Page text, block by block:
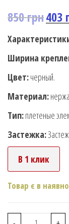
850грн403
Ширина
Цвет:черный.
Материал:
Тип:плетеные
Застежка:
В 1 клик
Товар є в